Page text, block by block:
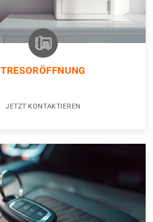
TRESORÖFFNUNG
JETZT KONTAKTIEREN